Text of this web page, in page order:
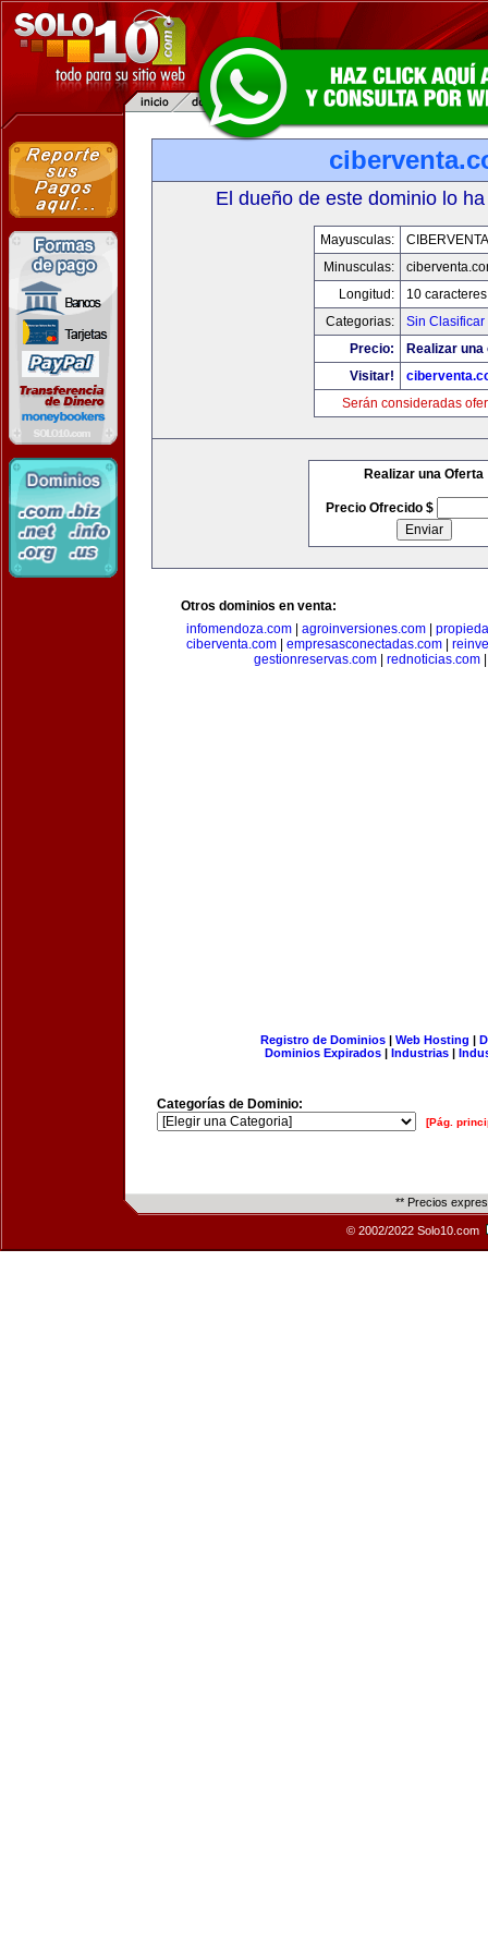
El dueño de este dominio lo
Mayusculas:
Minusculas:
Longitud:
10 caracteres
Categorias:
Sin Clasificar
Precio:
Realizar
Visitar!
Serán consideradas
Realizar una Oferta
Precio Ofrecido $
Otros dominios en venta:
infomendoza.com
agroinversiones.com
ciberventa.com| empresasconectadas.com|
gestionreservas.com
rednoticias.com
Registro de Dominios| Web Hosting |
Dominios Expirados | Industrias |
Categorías de Dominio:
[Pág.
** Precios
© 2002/2022 Solo10.com